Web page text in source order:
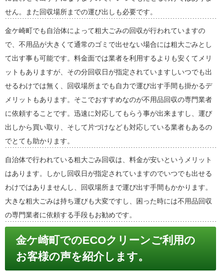
せん。また回収場所までの運び出しも必要です。
金ケ崎町でも自治体によって粗大ごみの回収が行われていますの
で、不用品が大きくて通常のゴミで出せない場合には粗大ごみとし
て出す事も可能です。料金面では業者を利用するよりも安くてメリ
ットもありますが、その分回収日が指定されていますしいつでも出
せるわけでは無く、回収場所までも自力で運び出す手間も掛かるデ
メリットもあります。そこでおすすめなのが不用品回収の専門業者
に依頼することです。迅速に対応してもらう事が出来ますし、運び
出しから買い取り、そして片づけなども対応している業者もあるの
でとても助かります。
自治体で行われている粗大ごみ回収は、料金が安いというメリット
はあります。しかし回収日が指定されていますのでいつでも出せる
わけではありませんし、回収場所まで運び出す手間もかかります。
大きな粗大ごみは持ち運びも大変ですし、困った時には不用品回収
の専門業者に依頼する手段もお勧めです。
金ケ崎町でのECOクリーンご利用の
お客様の声を紹介します。